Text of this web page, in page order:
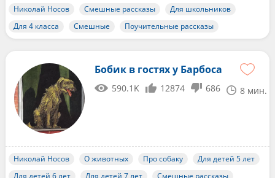
Николай Носов Смешные рассказы
Для школьников
Для 4 класса
Смешные Поучительные рассказы
Бобик в гостях у Барбоса
590.1K 12874 686 8 мин.
Николай Носов О животных Про собаку
Для детей 5 лет
Для детей 6 лет
Для детей 7 лет
Смешные рассказы